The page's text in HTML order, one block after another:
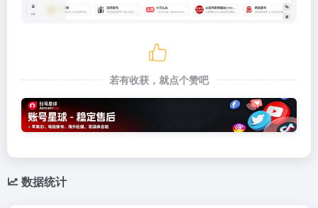
若有收获，就点个赞吧
数据统计